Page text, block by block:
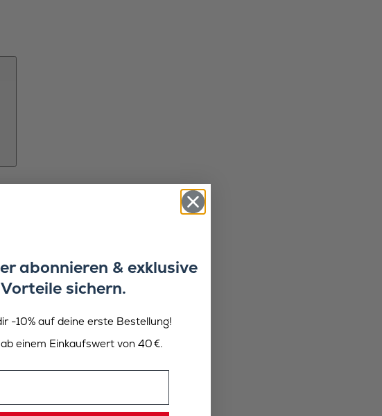
abonnieren & exklusive
Vorteile sichern.
-10% auf deine erste Bestellung!
einem Einkaufswert von 40 €.